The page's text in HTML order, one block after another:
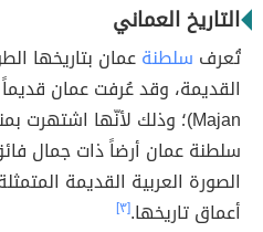
التاريخ العماني
تُعرف سلطنةعمان بتاريخها
القديمة، وقد عُرفت عمان قديماً
Majan)؛ وذلك لأنّها اشتهرت بمناجم النحاس،
سلطنة عمان أرضاً ذات جمال
الصورة العربية القديمة
أعماق تاريخها.[٣]